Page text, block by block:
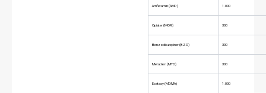
Amfetamin (AMP) 1.000
Opiater (MOR) 300
Benzodiazepiner (BZO) 300
Metadon (MTD) 300
Ecstasy (MDMA) 1.000